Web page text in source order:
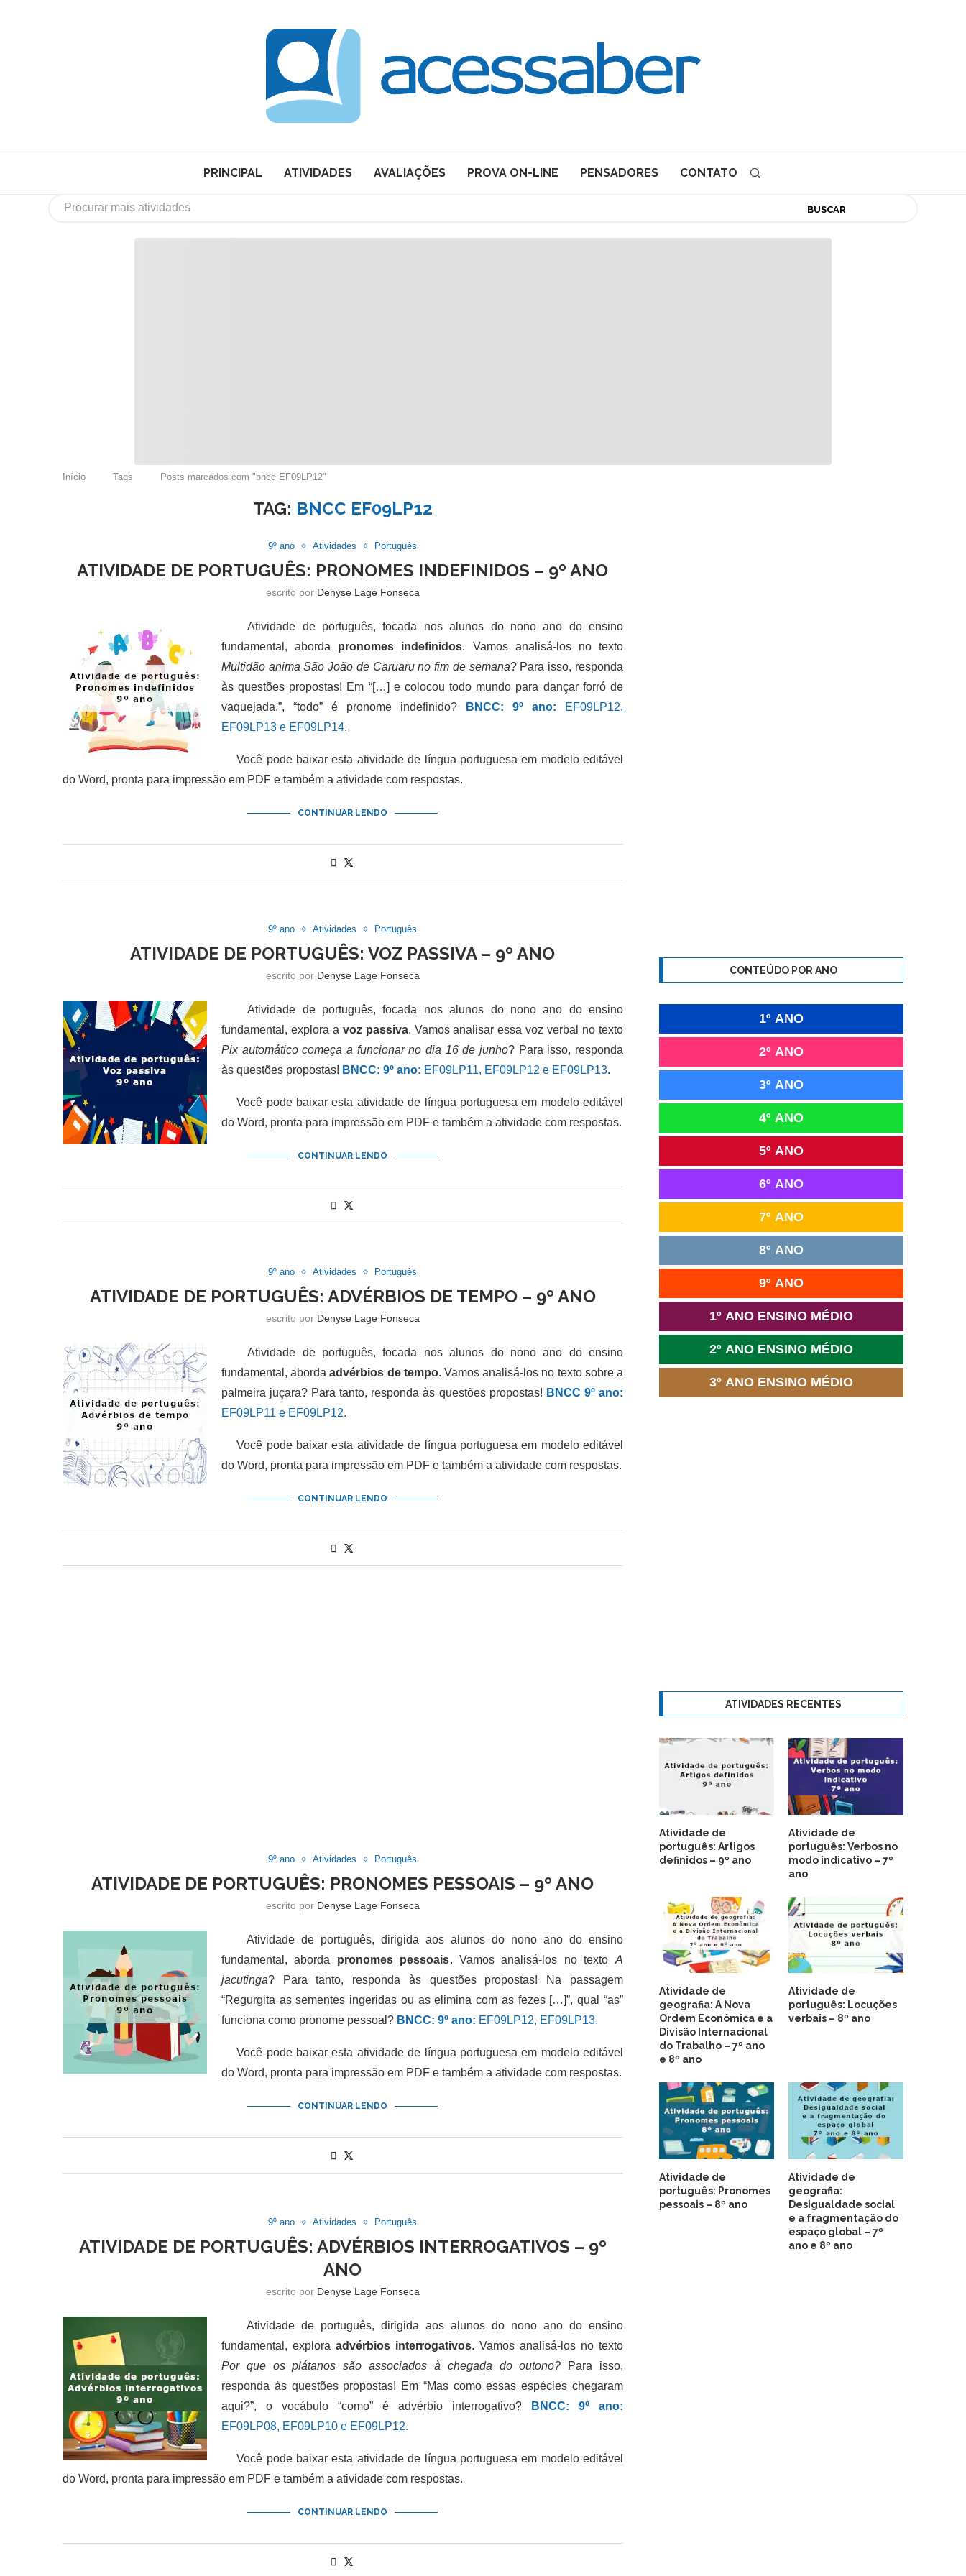
PRINCIPAL ATIVIDADES AVALIAÇÕES PROVA ON-LINE PENSADORES CONTATO
BUSCAR
Início Tags Posts marcados com "bncc EF09LP12"
TAG: BNCC EF09LP12
9º ano Atividades Português
ATIVIDADE DE PORTUGUÊS: PRONOMES INDEFINIDOS – 9º ANO
escrito por Denyse Lage Fonseca
Atividade de português, focada nos alunos do nono ano do ensino
fundamental, aborda pronomes indefinidos. Vamos analisá-los no texto
Multidão anima São João de Caruaru no fim de semana? Para isso, responda
às questões propostas! Em “[…] e colocou todo mundo para dançar forró de
vaquejada.”, “todo” é pronome indefinido?
BNCC: 9º ano: EF09LP12,
EF09LP13 e EF09LP14.
Você pode baixar esta atividade de língua portuguesa em modelo editável
do Word, pronta para impressão em PDF e também a atividade com respostas.
CONTINUAR LENDO
9º ano Atividades Português
ATIVIDADE DE PORTUGUÊS: VOZ PASSIVA – 9º ANO
escrito por Denyse Lage Fonseca
Atividade de português, focada nos alunos do nono ano do ensino
fundamental, explora a voz passiva. Vamos analisar essa voz verbal no texto
Pix automático começa a funcionar no dia 16 de junho? Para isso, responda
às questões propostas! BNCC: 9º ano: EF09LP11, EF09LP12 e EF09LP13.
Você pode baixar esta atividade de língua portuguesa em modelo editável
do Word, pronta para impressão em PDF e também a atividade com respostas.
CONTINUAR LENDO
9º ano Atividades Português
ATIVIDADE DE PORTUGUÊS: ADVÉRBIOS DE TEMPO – 9º ANO
escrito por Denyse Lage Fonseca
Atividade de português, focada nos alunos do nono ano do ensino
fundamental, abordaadvérbios de tempo. Vamos analisá-los no texto sobre a
palmeira juçara? Para tanto, responda às questões propostas! BNCC 9º ano:
EF09LP11 e EF09LP12.
Você pode baixar esta atividade de língua portuguesa em modelo editável
do Word, pronta para impressão em PDF e também a atividade com respostas.
CONTINUAR LENDO
9º ano Atividades Português
ATIVIDADE DE PORTUGUÊS: PRONOMES PESSOAIS – 9º ANO
escrito por Denyse Lage Fonseca
Atividade de português, dirigida aos alunos do nono ano do ensino
fundamental, aborda pronomes pessoais. Vamos analisá-los no texto A
jacutinga? Para tanto, responda às questões propostas! Na passagem
“Regurgita as sementes ingeridas ou as elimina com as fezes […]”, qual “as”
funciona como pronome pessoal? BNCC: 9º ano: EF09LP12, EF09LP13.
Você pode baixar esta atividade de língua portuguesa em modelo editável
do Word, pronta para impressão em PDF e também a atividade com respostas.
CONTINUAR LENDO
9º ano Atividades Português
ATIVIDADE DE PORTUGUÊS: ADVÉRBIOS INTERROGATIVOS – 9º
ANO
escrito por Denyse Lage Fonseca
Atividade de português, dirigida aos alunos do nono ano do ensino
fundamental, explora advérbios interrogativos. Vamos analisá-los no texto
Por que os plátanos são associados à chegada do outono? Para isso,
responda às questões propostas! Em “Mas como essas espécies chegaram
aqui?”, o vocábulo “como” é advérbio interrogativo?
BNCC: 9º ano:
EF09LP08, EF09LP10 e EF09LP12.
Você pode baixar esta atividade de língua portuguesa em modelo editável
do Word, pronta para impressão em PDF e também a atividade com respostas.
CONTINUAR LENDO
CONTEÚDO POR ANO
1º ANO
2º ANO
3º ANO
4º ANO
5º ANO
6º ANO
7º ANO
8º ANO
9º ANO
1º ANO ENSINO MÉDIO
2º ANO ENSINO MÉDIO
3º ANO ENSINO MÉDIO
ATIVIDADES RECENTES
Atividade de
português: Artigos
definidos – 9º ano
Atividade de
português: Verbos no
modo indicativo – 7º
ano
Atividade de
geografia: A Nova
Ordem Econômica e a
Divisão Internacional
do Trabalho – 7º ano
e 8º ano
Atividade de
português: Locuções
verbais – 8º ano
Atividade de
português: Pronomes
pessoais – 8º ano
Atividade de
geografia:
Desigualdade social
e a fragmentação do
espaço global – 7º
ano e 8º ano